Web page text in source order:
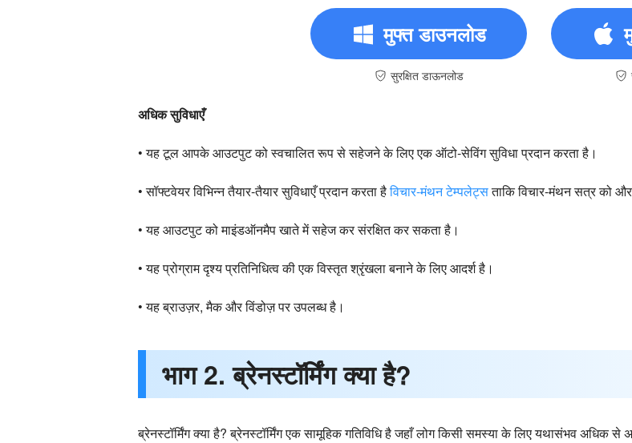
मुफ्त डाउनलोड
सुरक्षित डाऊनलोड
अधिक सुविधाएँ
• यह टूल आपके आउटपुट को स्वचालित रूप से सहेजने के लिए एक ऑटो-सेविंग सुविधा प्रदान करता है।
• सॉफ्टवेयर विभिन्न तैयार-तैयार सुविधाएँ प्रदान करता हैविचार-मंथन टेम्पलेट्सताकि विचार-मंथन सत्र को
• यह आउटपुट को माइंडऑनमैप खाते में सहेज कर संरक्षित कर सकता है।
• यह प्रोग्राम दृश्य प्रतिनिधित्व की एक विस्तृत श्रृंखला बनाने के लिए आदर्श है।
• यह ब्राउज़र, मैक और विंडोज़ पर उपलब्ध है।
भाग 2. ब्रेनस्टॉर्मिंग क्या है?
ब्रेनस्टॉर्मिंग क्या है? ब्रेनस्टॉर्मिंग एक सामूहिक गतिविधि है जहाँ लोग किसी समस्या के लिए यथासंभव अधिक